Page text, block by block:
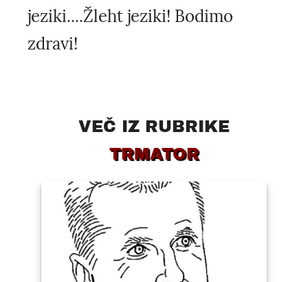
jeziki....Žleht jeziki! Bodimo
zdravi!
VEČ IZ RUBRIKE
TRMATOR